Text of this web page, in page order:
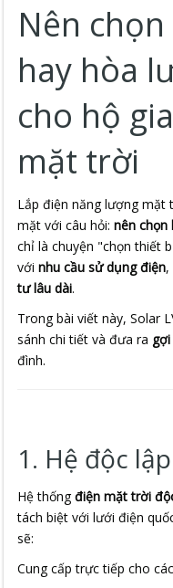
Nên
hay hòa
cho hộ
mặt trời
Lắp điện năng lượng mặt
mặt với câu hỏi:nên chọn
chỉ là chuyện "chọn thiết
vớinhu cầu sử dụng điện,
tư lâu dài.
Trong bài viết này, Solar
sánh chi tiết và đưa ra
đình.
1. Hệ độc
Hệ thốngđiện mặt trời
tách biệt với lưới điện
sẽ:
Cung cấp trực tiếp cho